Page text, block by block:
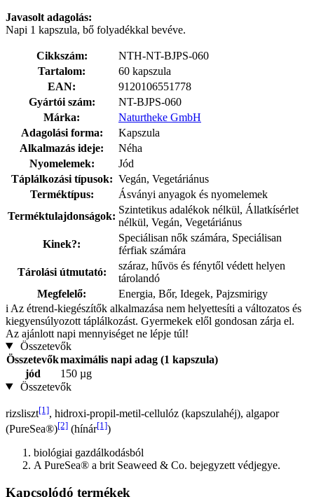
Javasolt adagolás:
Napi 1 kapszula, bő folyadékkal bevéve.
Cikkszám:
NTH-NT-BJPS-060
Tartalom:
60 kapszula
EAN:
9120106551778
Gyártói szám:
NT-BJPS-060
Márka:
Naturtheke GmbH
Adagolási forma:
Kapszula
Alkalmazás ideje:
Néha
Nyomelemek:
Jód
Táplálkozási típusok: Vegán, Vegetáriánus
Terméktípus:
Ásványi anyagok és nyomelemek
Terméktulajdonságok:
Szintetikus adalékok nélkül, Állatkísérlet
nélkül, Vegán, Vegetáriánus
Kinek?:
Speciálisan nők számára, Speciálisan
férfiak számára
Tárolási útmutató:
száraz, hűvös és fénytől védett helyen
tárolandó
Megfelelő:
Energia, Bőr, Idegek, Pajzsmirigy
i Az étrend-kiegészítők alkalmazása nem helyettesíti a változatos és
kiegyensúlyozott táplálkozást. Gyermekek elől gondosan zárja el.
Az ajánlott napi mennyiséget ne lépje túl!
Összetevők
Összetevőkmaximális napi adag (1 kapszula)
jód
150 µg
Összetevők
rizsliszt[1], hidroxi-propil-metil-cellulóz (kapszulahéj), algapor
(PureSea®)[2] (hínár[1])
biológiai gazdálkodásból
A PureSea® a brit Seaweed & Co. bejegyzett védjegye.
Kapcsolódó termékek